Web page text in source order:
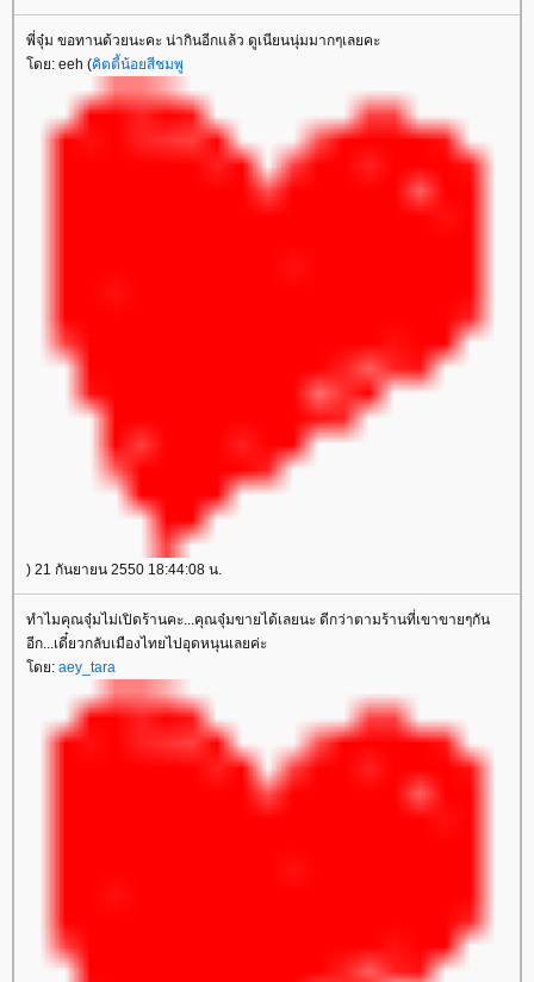
พี่จุ๋ม ขอทานด้วยนะคะ น่ากินอีกแล้ว ดูเนียนนุ่มมากๆเลยคะ
โดย: eeh (คิตตี้น้อยสีชมพู
) 21 กันยายน 2550 18:44:08 น.
ทำไมคุณจุ๋มไม่เปิดร้านคะ...คุณจุ๋มขายได้เลยนะ ดีกว่าตามร้านที่เขาขายๆกัน
อีก...เดี๋ยวกลับเมืองไทยไปอุดหนุนเลยค่ะ
โดย: aey_tara